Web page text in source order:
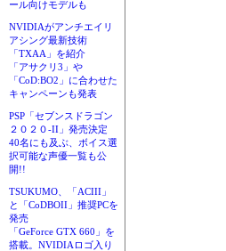
ール向けモデルも
NVIDIAがアンチエイリ
アシング最新技術
「TXAA」を紹介
「アサクリ3」や
「CoD:BO2」に合わせた
キャンペーンも発表
PSP「セブンスドラゴン
２０２０-II」発売決定
40名にも及ぶ、ボイス選
択可能な声優一覧も公
開!!
TSUKUMO、「ACIII」
と「CoDBOII」推奨PCを
発売
「GeForce GTX 660」を
搭載。NVIDIAロゴ入り